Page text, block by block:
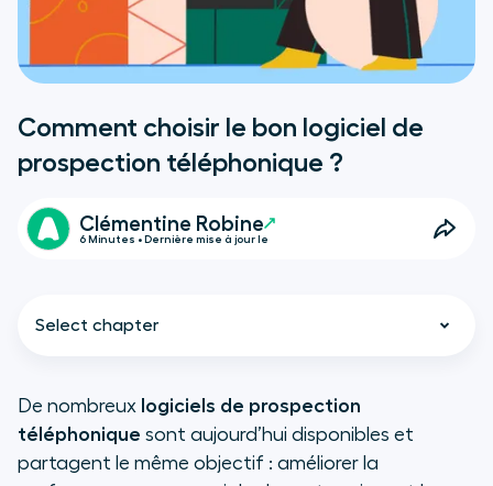
Comment choisir le bon logiciel de
prospection téléphonique ?
Clémentine Robine
6 Minutes • Dernière mise à jour le
Select chapter
Bien choisir son logiciel de
De nombreux logiciels de prospection
téléphonique sont aujourd’hui disponibles et
partagent le même objectif : améliorer la